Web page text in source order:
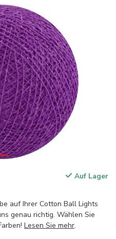
Auf Lager
auf Ihrer Cotton Ball Lights
genau richtig. Wählen Sie
Lesen Sie mehr.